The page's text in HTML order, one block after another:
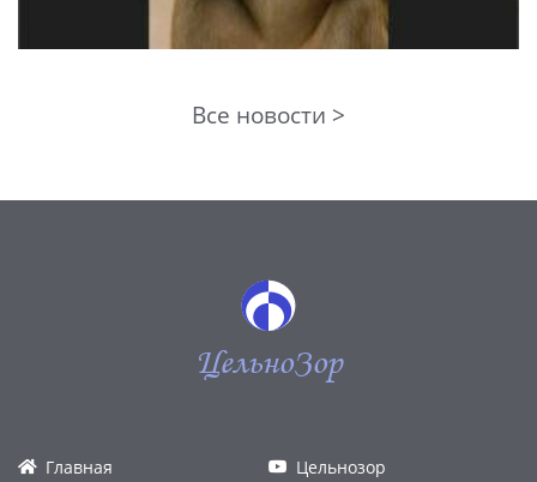
Все новости >
ЦельноЗор
Главная Цельнозор